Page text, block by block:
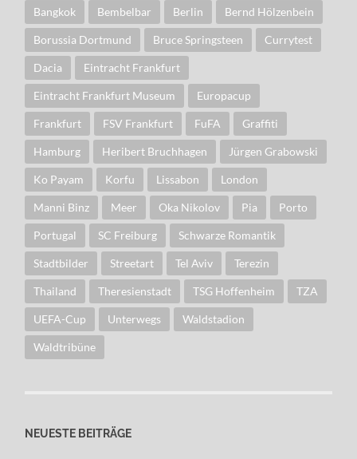
Bangkok Bembelbar Berlin Bernd Hölzenbein
Borussia Dortmund Bruce Springsteen Currytest
Dacia Eintracht Frankfurt
Eintracht Frankfurt Museum Europacup
Frankfurt FSV Frankfurt FuFA Graffiti
Hamburg Heribert Bruchhagen Jürgen Grabowski
Ko Payam Korfu Lissabon London
Manni Binz Meer Oka Nikolov Pia Porto
Portugal SC Freiburg Schwarze Romantik
Stadtbilder Streetart Tel Aviv Terezin
Thailand Theresienstadt TSG Hoffenheim TZA
UEFA-Cup Unterwegs Waldstadion
Waldtribüne
NEUESTE BEITRÄGE